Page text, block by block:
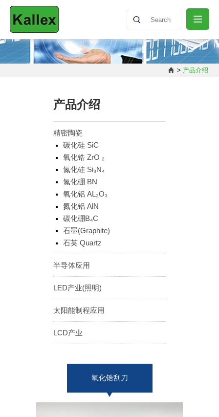
公司介绍
产品介绍
知识分享
联络我们
ENGLISH
簡中
> 产品介绍
产品介绍
精密陶瓷
碳化硅 SiC
氧化锆 ZrO ₂
氮化硅 Si₃N₄
氮化硼 BN
氧化铝 AL₂O₃
氮化铝 AlN
碳化硼B₄C
石墨(Graphite)
石英 Quartz
半导体应用
LED产业(照明)
太阳能制程应用
LCD产业
氧化锆刮刀